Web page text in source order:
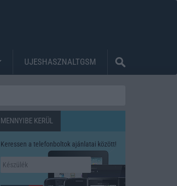
UJESHASZNALTGSM
MENNYIBE KERÜL
Keressen a telefonboltok ajánlatai között!